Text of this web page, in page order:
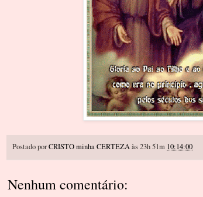
Postado porCRISTO minha CERTEZAàs 23h 51m 10:14:00
Nenhum comentário: